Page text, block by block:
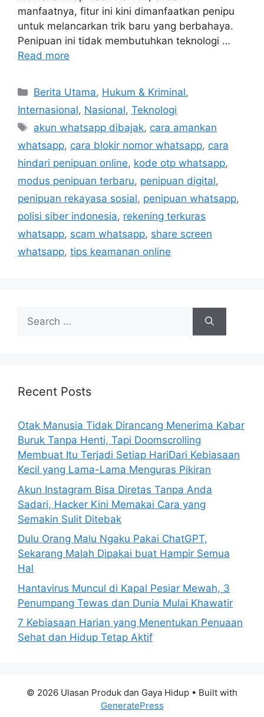
manfaatnya, fitur ini kini dimanfaatkan penipu
untuk melancarkan trik baru yang berbahaya.
Penipuan ini tidak membutuhkan teknologi …
Read more
C
a
e
g
o
r
i
e
s
Berita Utama, Hukum & Kriminal,
Internasional, Nasional, Teknologi
T
a
s
akun whatsapp dibajak, cara amankan
whatsapp, cara blokir nomor whatsapp, cara
hindari penipuan online, kode otp whatsapp,
modus penipuan terbaru, penipuan digital,
penipuan rekayasa sosial, penipuan whatsapp,
polisi siber indonesia, rekening terkuras
whatsapp, scam whatsapp, share screen
whatsapp, tips keamanan online
h
r
:
Recent Posts
Otak Manusia Tidak Dirancang Menerima Kabar
Buruk Tanpa Henti, Tapi Doomscrolling
Membuat Itu Terjadi Setiap HariDari Kebiasaan
Kecil yang Lama-Lama Menguras Pikiran
Akun Instagram Bisa Diretas Tanpa Anda
Sadari, Hacker Kini Memakai Cara yang
Semakin Sulit Ditebak
Dulu Orang Malu Ngaku Pakai ChatGPT,
Sekarang Malah Dipakai buat Hampir Semua
Hal
Hantavirus Muncul di Kapal Pesiar Mewah, 3
Penumpang Tewas dan Dunia Mulai Khawatir
7 Kebiasaan Harian yang Menentukan Penuaan
Sehat dan Hidup Tetap Aktif
© 2026 Ulasan Produk dan Gaya Hidup • Built with
GeneratePress